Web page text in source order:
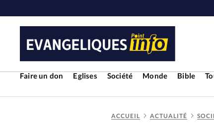
Faire un don Eglises Société Monde Bible
ACCUEIL ACTUALITÉ